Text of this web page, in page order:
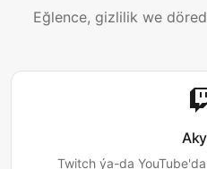
Eğlence, gizlilik we
Twitch ýa-da